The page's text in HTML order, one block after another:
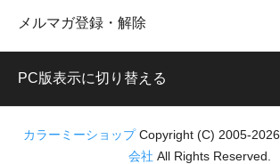
メルマガ登録・解除
PC版表示に切り替える
カラーミーショップCopyright (C) 2005-2026
会社 All Rights Reserved.